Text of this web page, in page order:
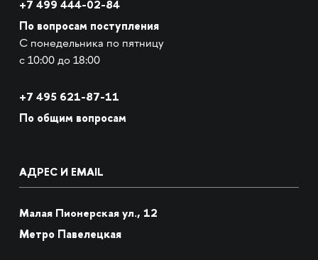
+7 499 444-02-84
По вопросам поступления
С понедельника по пятницу
с 10:00 до 18:00
+7 495 621-87-11
По общим вопросам
АДРЕС И EMAIL
Малая Пионерская ул., 12
Метро Павелецкая